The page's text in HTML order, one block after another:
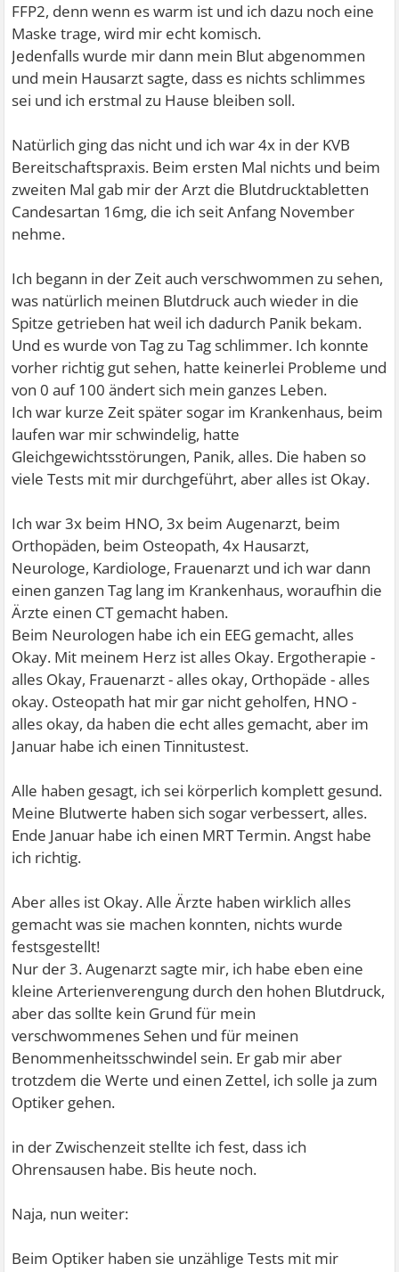
FFP2, denn wenn es warm ist und ich dazu noch eine
Maske trage, wird mir echt komisch.
Jedenfalls wurde mir dann mein Blut abgenommen
und mein Hausarzt sagte, dass es nichts schlimmes
sei und ich erstmal zu Hause bleiben soll.
Natürlich ging das nicht und ich war 4x in der KVB
Bereitschaftspraxis. Beim ersten Mal nichts und beim
zweiten Mal gab mir der Arzt die Blutdrucktabletten
Candesartan 16mg, die ich seit Anfang November
nehme.
Ich begann in der Zeit auch verschwommen zu sehen,
was natürlich meinen Blutdruck auch wieder in die
Spitze getrieben hat weil ich dadurch Panik bekam.
Und es wurde von Tag zu Tag schlimmer. Ich konnte
vorher richtig gut sehen, hatte keinerlei Probleme und
von 0 auf 100 ändert sich mein ganzes Leben.
Ich war kurze Zeit später sogar im Krankenhaus, beim
laufen war mir schwindelig, hatte
Gleichgewichtsstörungen, Panik, alles. Die haben so
viele Tests mit mir durchgeführt, aber alles ist Okay.
Ich war 3x beim HNO, 3x beim Augenarzt, beim
Orthopäden, beim Osteopath, 4x Hausarzt,
Neurologe, Kardiologe, Frauenarzt und ich war dann
einen ganzen Tag lang im Krankenhaus, woraufhin die
Ärzte einen CT gemacht haben.
Beim Neurologen habe ich ein EEG gemacht, alles
Okay. Mit meinem Herz ist alles Okay. Ergotherapie -
alles Okay, Frauenarzt - alles okay, Orthopäde - alles
okay. Osteopath hat mir gar nicht geholfen, HNO -
alles okay, da haben die echt alles gemacht, aber im
Januar habe ich einen Tinnitustest.
Alle haben gesagt, ich sei körperlich komplett gesund.
Meine Blutwerte haben sich sogar verbessert, alles.
Ende Januar habe ich einen MRT Termin. Angst habe
ich richtig.
Aber alles ist Okay. Alle Ärzte haben wirklich alles
gemacht was sie machen konnten, nichts wurde
festsgestellt!
Nur der 3. Augenarzt sagte mir, ich habe eben eine
kleine Arterienverengung durch den hohen Blutdruck,
aber das sollte kein Grund für mein
verschwommenes Sehen und für meinen
Benommenheitsschwindel sein. Er gab mir aber
trotzdem die Werte und einen Zettel, ich solle ja zum
Optiker gehen.
in der Zwischenzeit stellte ich fest, dass ich
Ohrensausen habe. Bis heute noch.
Naja, nun weiter:
Beim Optiker haben sie unzählige Tests mit mir